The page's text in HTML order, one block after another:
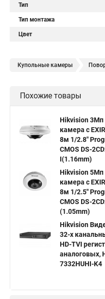
Тип
Тип монтажа
Цвет
Купольные камеры
Камера видеонаблюдения
Hikvision купить Hikvision
Hikvision poe
Hikvision 2 8 mm Hikvision
Hikvision
Hikvision ds
hikvision ds 2cd2042wd i
Видеокамера hikvision hiwatch
Похожие товары
Hikvision 3Мп
камера c
8м 1/2.8"
CMOS DS-
I(1.16mm)
Hikvision 5Мп
камера c
8м 1/2.5"
CMOS DS-
(1.05mm)
Hikvision
32-х
HD-TVI
аналоговых,
7332HUHI-K4